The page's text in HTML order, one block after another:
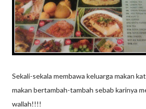
Sekali-sekala membawa keluarga makan
makan bertambah-tambah sebab karinya
wallah!!!!